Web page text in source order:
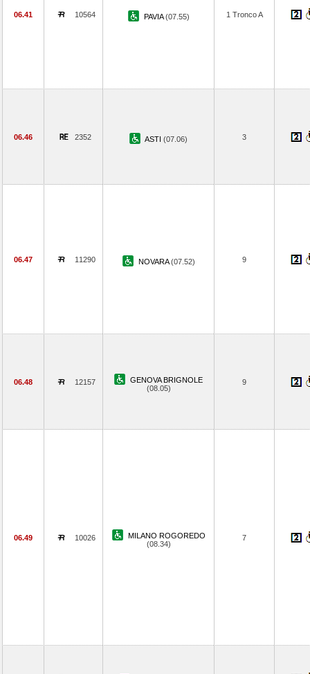
06.41 10564 PAVIA(07.55) 1 Tronco A
06.46 2352 ASTI (07.06) 3
06.47 11290 NOVARA(07.52) 9
06.48 12157
GENOVA BRIGNOLE
(08.05)
9
06.49 10026
MILANO ROGOREDO
(08.34)
7